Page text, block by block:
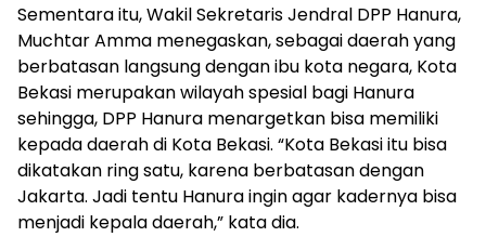
Sementara itu, Wakil Sekretaris Jendral DPP Hanura,
Muchtar Amma menegaskan, sebagai daerah yang
berbatasan langsung dengan ibu kota negara, Kota
Bekasi merupakan wilayah spesial bagi Hanura
sehingga, DPP Hanura menargetkan bisa memiliki
kepada daerah di Kota Bekasi. “Kota Bekasi itu bisa
dikatakan ring satu, karena berbatasan dengan
Jakarta. Jadi tentu Hanura ingin agar kadernya bisa
menjadi kepala daerah,” kata dia.